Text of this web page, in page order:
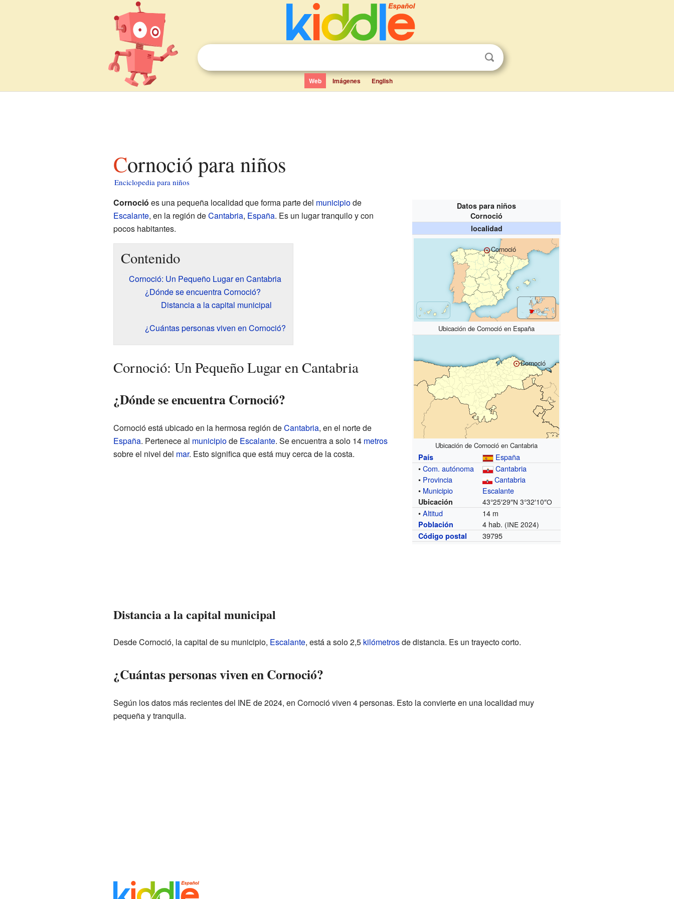
Web Imágenes English
Cornoció para niños
Enciclopedia para niños
Datos para niños
Cornoció
localidad
Cornoció
Ubicación de Cornoció en España
Cornoció
Ubicación de Cornoció en Cantabria
País
España
•Com. autónoma
Cantabria
• Provincia
Cantabria
• Municipio Escalante
Ubicación 43°25′29″N 3°32′10″O
•Altitud 14 m
Población 4 hab. (INE 2024)
Código postal
39795
Cornoció es una pequeña localidad que forma parte del municipiode
Escalante, en la región deCantabria, España. Es un lugar tranquilo y con
pocos habitantes.
Contenido
Cornoció: Un Pequeño Lugar en Cantabria
¿Dónde se encuentra Cornoció?
Distancia a la capital municipal
¿Cuántas personas viven en Cornoció?
Cornoció: Un Pequeño Lugar en Cantabria
¿Dónde se encuentra Cornoció?
Cornoció está ubicado en la hermosa región deCantabria, en el norte de
España. Pertenece al municipiode Escalante. Se encuentra a solo 14 metros
sobre el nivel del mar. Esto significa que está muy cerca de la costa.
Distancia a la capital municipal
Desde Cornoció, la capital de su municipio, Escalante, está a solo 2,5 kilómetrosde distancia. Es un trayecto corto.
¿Cuántas personas viven en Cornoció?
Según los datos más recientes del INE de 2024, en Cornoció viven 4 personas. Esto la convierte en una localidad muy
pequeña y tranquila.